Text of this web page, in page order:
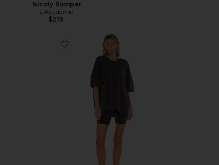
Nicoly Romper
L'Academie
$219
Favorite X FP Movement Hot Shot Set